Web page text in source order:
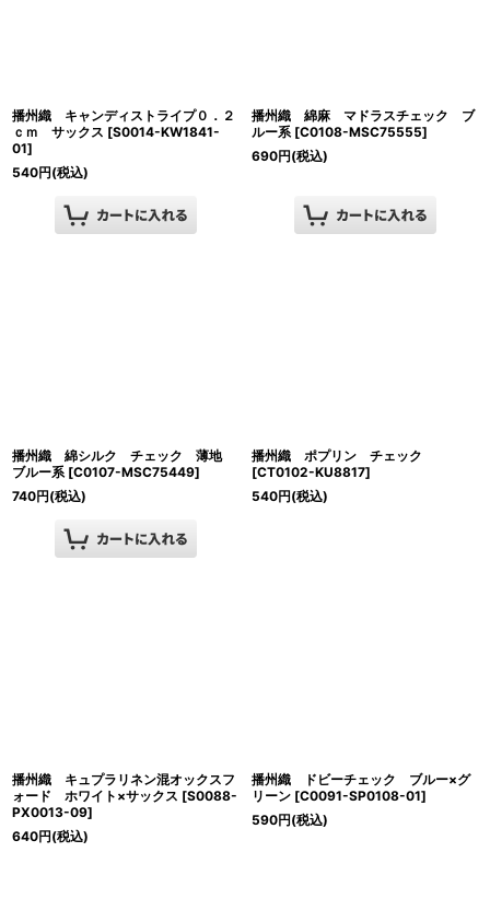
播州織 キャンディストライプ０．２
ｃｍ サックス [S0014-KW1841-
01]
540円(税込)
播州織 綿麻 マドラスチェック ブ
ルー系 [C0108-MSC75555]
690円(税込)
播州織 綿シルク チェック 薄地
ブルー系 [C0107-MSC75449]
740円(税込)
播州織 ポプリン チェック
[CT0102-KU8817]
540円(税込)
播州織 キュプラリネン混オックスフ
ォード ホワイト×サックス [S0088-
PX0013-09]
640円(税込)
播州織 ドビーチェック ブルー×グ
リーン [C0091-SP0108-01]
590円(税込)